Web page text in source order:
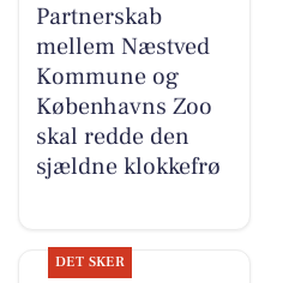
Partnerskab
mellem Næstved
Kommune og
Københavns Zoo
skal redde den
sjældne klokkefrø
DET SKER